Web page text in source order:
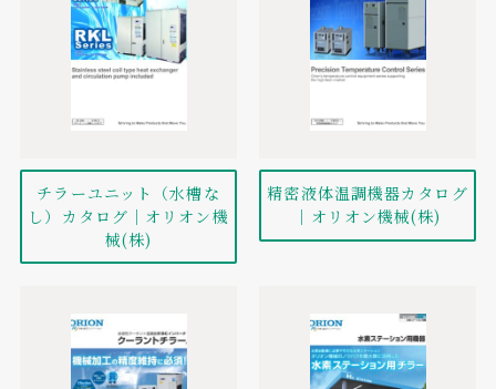
チラーユニット（水槽な
し）カタログ｜オリオン機
械(株)
精密液体温調機器カタログ
｜オリオン機械(株)